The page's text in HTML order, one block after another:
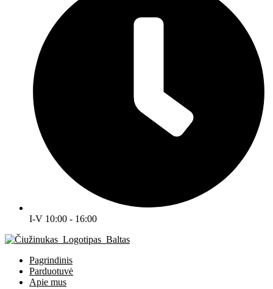
I-V 10:00 - 16:00
Pagrindinis
Parduotuvė
Apie mus